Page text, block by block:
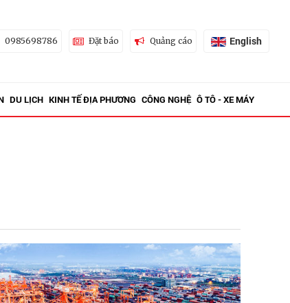
0985698786 Đặt báo Quảng cáo English
DU LỊCH KINH TẾ ĐỊA PHƯƠNG CÔNG NGHỆ Ô TÔ - XE MÁY